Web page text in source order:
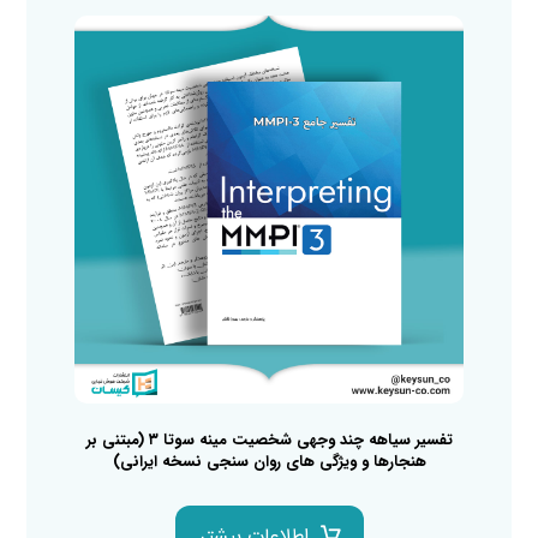
تفسیر سیاهه چند وجهی شخصیت مینه سوتا ۳ (مبتنی بر
هنجارها و ویژگی های روان سنجی نسخه ایرانی)